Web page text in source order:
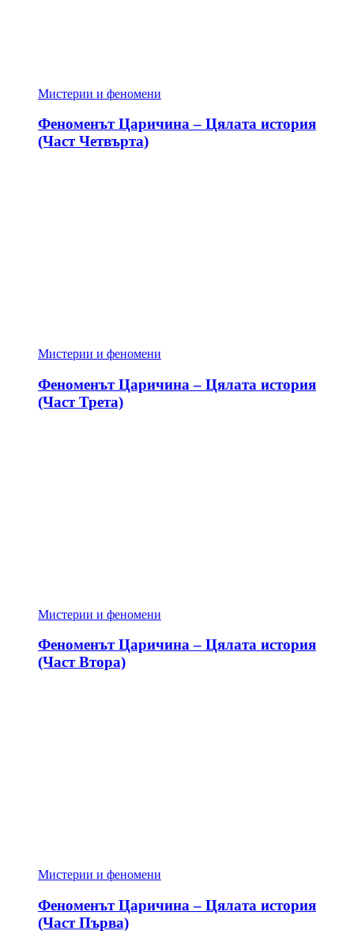
Мистерии и феномени
Феноменът Царичина – Цялата история
(Част Четвърта)
Мистерии и феномени
Феноменът Царичина – Цялата история
(Част Трета)
Мистерии и феномени
Феноменът Царичина – Цялата история
(Част Втора)
Мистерии и феномени
Феноменът Царичина – Цялата история
(Част Първа)